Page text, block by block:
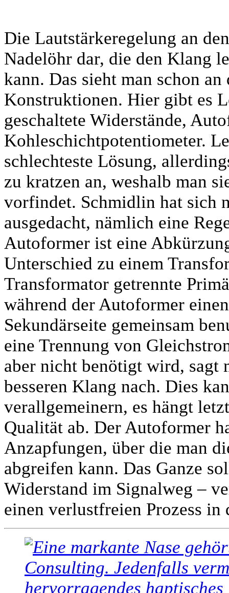
Die Lautstärkeregelung an
Nadelöhr dar, die den Klang
kann. Das sieht man schon
Konstruktionen. Hier gibt es
geschaltete Widerstände,
Kohleschichtpotentiometer.
schlechteste Lösung,
zu kratzen an, weshalb man
vorfindet. Schmidlin hat sich
ausgedacht, nämlich eine
Autoformer ist eine
Unterschied zu einem
Transformator getrennte
während der Autoformer
Sekundärseite gemeinsam
eine Trennung von
aber nicht benötigt wird, sagt
besseren Klang nach. Dies
verallgemeinern, es hängt
Qualität ab. Der Autoformer
Anzapfungen, über die man
abgreifen kann. Das Ganze
Widerstand im Signalweg –
einen verlustfreien Prozess